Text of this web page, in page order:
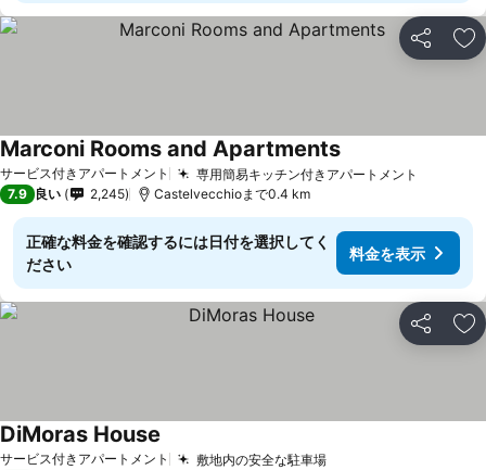
シェア お
サービス付きアパートメント 専用簡易キッチン付きアパートメント
Marconi Rooms and Apartments
7.9 良い 2,245 Castelvecchioまで0.4 km
正確な料金を確認するには日付を選択してく
ださい
料金を表示
シェア お
サービス付きアパートメント 敷地内の安全な駐車場
DiMoras House